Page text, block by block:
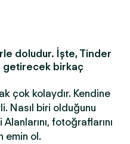
doludur. İşte, Tinder
getirecek birkaç
çok kolaydır. Kendine
Nasıl biri olduğunu
fotoğraflarını
emin ol.